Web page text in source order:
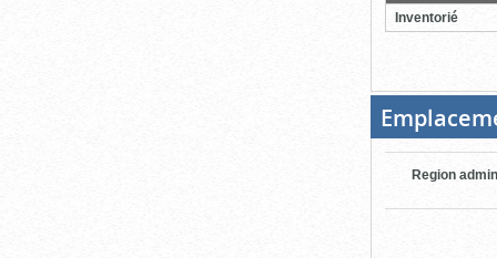
Inventorié
Region